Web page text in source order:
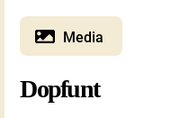
Media
Dopfunt